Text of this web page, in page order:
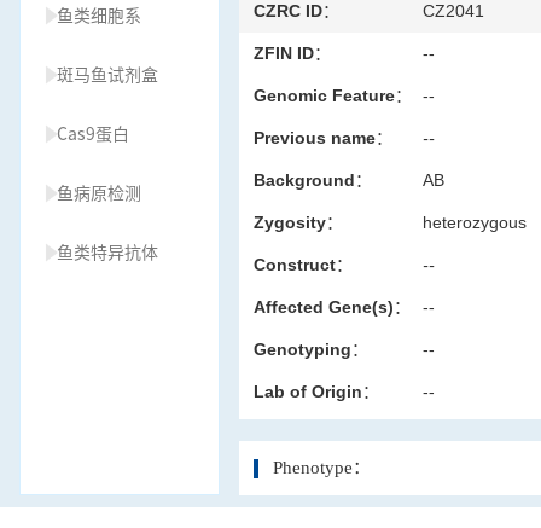
鱼类细胞系
斑马鱼试剂盒
Cas9蛋白
鱼病原检测
鱼类特异抗体
CZRC ID： CZ2041
ZFIN ID： --
Genomic Feature： --
Previous name： --
Background： AB
Zygosity： heterozygous
Construct： --
Affected Gene(s)： --
Genotyping： --
Lab of Origin： --
Phenotype：